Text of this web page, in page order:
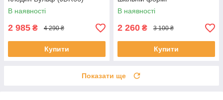
В наявності
2 985 ₴ 4 290 ₴
Купити
В наявності
2 260 ₴ 3 100 ₴
Купити
Показати ще